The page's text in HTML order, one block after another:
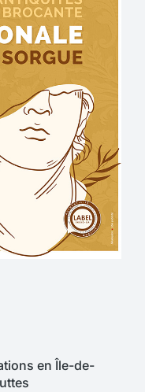
en Île-de-